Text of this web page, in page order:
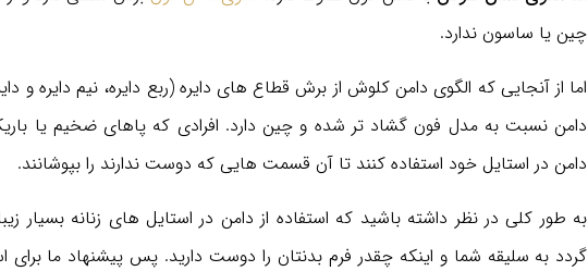
چین یا ساسون ندارد.
اما از آنجایی که الگوی دامن کلوش از برش قطاع های دایره (ربع دایره، نیم دایره و
دامن نسبت به مدل فون گشاد تر شده و چین دارد. افرادی که پاهای ضخیم یا
دامن در استایل خود استفاده کنند تا آن قسمت هایی که دوست ندارند را بپوشانند.
به طور کلی در نظر داشته باشید که استفاده از دامن در استایل های زنانه بسیار
گردد به سلیقه شما و اینکه چقدر فرم بدنتان را دوست دارید. پس پیشنهاد ما برای